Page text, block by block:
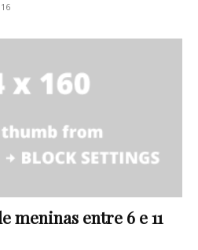
meninas entre 6 e 11